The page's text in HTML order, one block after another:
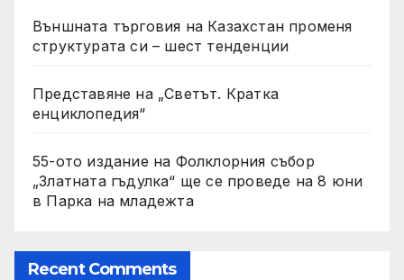
Външната търговия на Казахстан променя
структурата си – шест тенденции
Представяне на „Светът. Кратка
енциклопедия“
55-ото издание на Фолклорния събор
„Златната гъдулка“ ще се проведе на 8 юни
в Парка на младежта
Recent Comments